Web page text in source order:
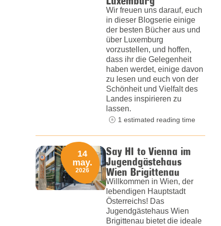
Wir freuen uns darauf, euch
in dieser Blogserie einige
der besten Bücher aus und
über Luxemburg
vorzustellen, und hoffen,
dass ihr die Gelegenheit
haben werdet, einige davon
zu lesen und euch von der
Schönheit und Vielfalt des
Landes inspirieren zu
lassen.
1 estimated reading time
Say HI to Vienna im
Jugendgästehaus
Wien Brigittenau
Willkommen in Wien, der
lebendigen Hauptstadt
Österreichs! Das
Jugendgästehaus Wien
Brigittenau bietet die ideale
14
may.
2026